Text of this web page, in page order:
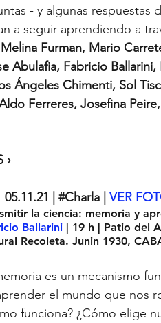
- y algunas respuestas
a seguir aprendiendo a
Melina Furman, Mario
Abulafia, Fabricio
Ángeles Chimenti, Sol
Ferreres, Josefina
›
05.11.21 | #Charla | VER
la ciencia: memoria y
Ballarini | 19 h | Patio del
Recoleta. Junin 1930,
es un mecanismo
el mundo que nos
funciona? ¿Cómo elige